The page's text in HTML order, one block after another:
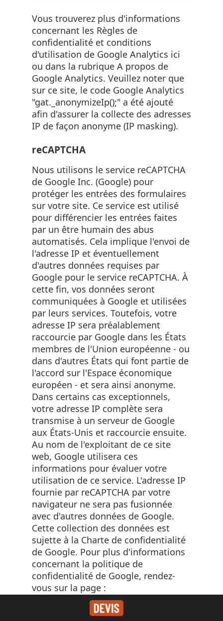
Vous trouverez plus d'informations
concernant les Règles de
confidentialité et conditions
d'utilisation de Google Analytics ici
ou dans la rubrique A propos de
Google Analytics. Veuillez noter que
sur ce site, le code Google Analytics
"gat._anonymizeIp();" a été ajouté
afin d'assurer la collecte des adresses
IP de façon anonyme (IP masking).
reCAPTCHA
Nous utilisons le service reCAPTCHA
de Google Inc. (Google) pour
protéger les entrées des formulaires
sur votre site. Ce service est utilisé
pour différencier les entrées faites
par un être humain des abus
automatisés. Cela implique l'envoi de
l'adresse IP et éventuellement
d'autres données requises par
Google pour le service reCAPTCHA. À
cette fin, vos données seront
communiquées à Google et utilisées
par leurs services. Toutefois, votre
adresse IP sera préalablement
raccourcie par Google dans les États
membres de l'Union européenne - ou
dans d'autres États qui font partie de
l'accord sur l'Espace économique
européen - et sera ainsi anonyme.
Dans certains cas exceptionnels,
votre adresse IP complète sera
transmise à un serveur de Google
aux États-Unis et raccourcie ensuite.
Au nom de l'exploitant de ce site
web, Google utilisera ces
informations pour évaluer votre
utilisation de ce service. L'adresse IP
fournie par reCAPTCHA par votre
navigateur ne sera pas fusionnée
avec d'autres données de Google.
Cette collection des données est
sujette à la Charte de confidentialité
de Google. Pour plus d'informations
concernant la politique de
confidentialité de Google, rendez-
vous sur la page :
https://policies.google.com/privacy?